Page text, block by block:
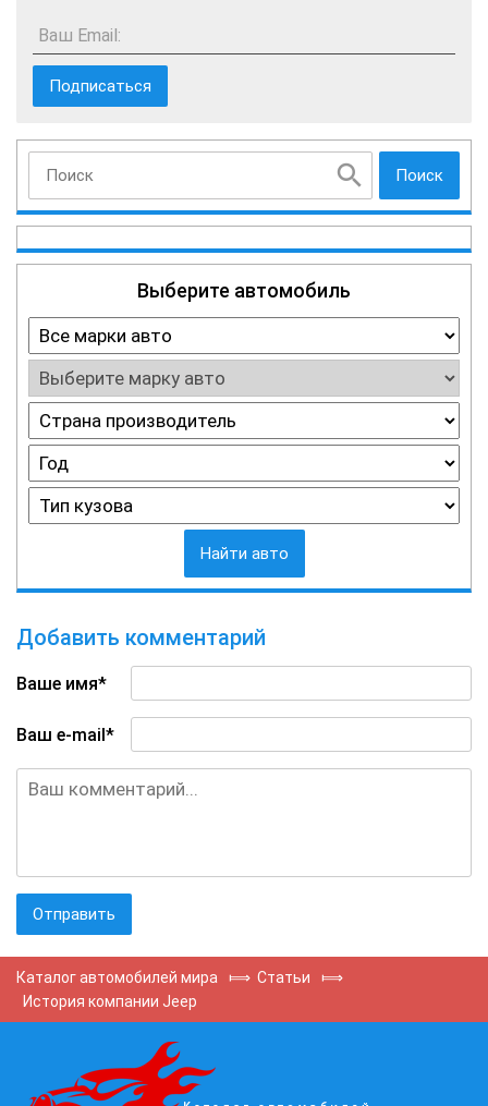
Поиск
Выберите автомобиль
Найти авто
Ваш Email:
Добавить комментарий
Ваше имя*
Ваш e-mail*
Каталог автомобилей мира ⟾ Статьи
⟾
История компании Jeep